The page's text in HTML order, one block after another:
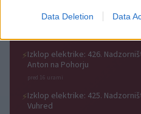
Data Deletion Data
progah in atraktivni Car Meet
⚡Izklop elektrike: 426.
Anton na Pohorju
pred 16 urami
⚡Izklop elektrike: 425.
Vuhred